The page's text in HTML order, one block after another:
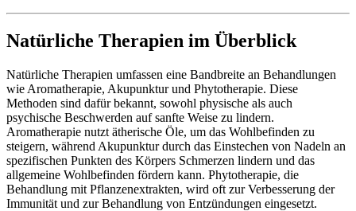
Natürliche Therapien im Überblick
Natürliche Therapien umfassen eine Bandbreite an Behandlungen
wie Aromatherapie, Akupunktur und Phytotherapie. Diese
Methoden sind dafür bekannt, sowohl physische als auch
psychische Beschwerden auf sanfte Weise zu lindern.
Aromatherapie nutzt ätherische Öle, um das Wohlbefinden zu
steigern, während Akupunktur durch das Einstechen von Nadeln an
spezifischen Punkten des Körpers Schmerzen lindern und das
allgemeine Wohlbefinden fördern kann. Phytotherapie, die
Behandlung mit Pflanzenextrakten, wird oft zur Verbesserung der
Immunität und zur Behandlung von Entzündungen eingesetzt.